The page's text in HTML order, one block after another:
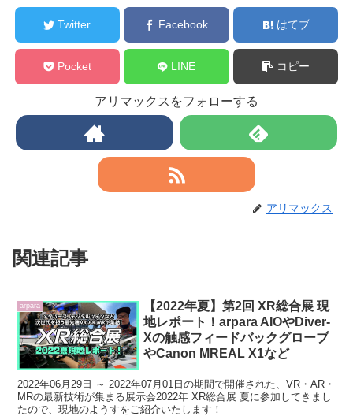
Twitter Facebook はてブ
Pocket LINE コピー
アリマックスをフォローする
アリマックス
関連記事
arpara
【2022年夏】第2回 XR総合展 現
地レポート！arpara AIOやDiver-
Xの触感フィードバックグローブ
やCanon MREAL X1など
2022年06月29日 ～ 2022年07月01日の期間で開催された、VR・AR・
MRの最新技術が集まる展示会2022年 XR総合展 夏に参加してきまし
たので、現地のようすをご紹介いたします！